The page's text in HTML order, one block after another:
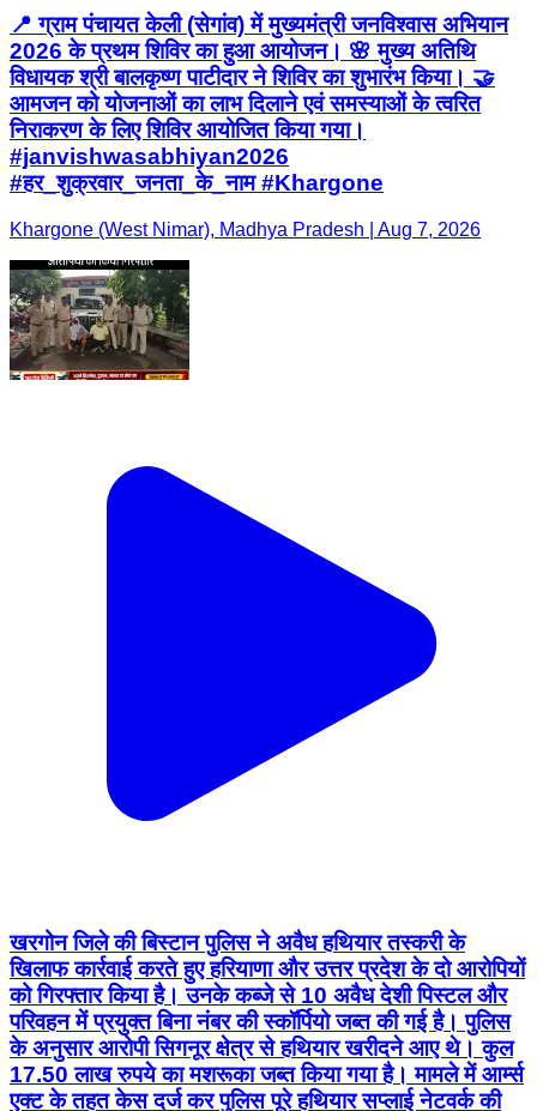
📍 ग्राम पंचायत केली (सेगांव) में मुख्यमंत्री जनविश्वास अभियान
2026 के प्रथम शिविर का हुआ आयोजन। 🌸 मुख्य अतिथि
विधायक श्री बालकृष्ण पाटीदार ने शिविर का शुभारंभ किया। 🤝
आमजन को योजनाओं का लाभ दिलाने एवं समस्याओं के त्वरित
निराकरण के लिए शिविर आयोजित किया गया।
#janvishwasabhiyan2026
#हर_शुक्रवार_जनता_के_नाम #Khargone
Khargone (West Nimar), Madhya Pradesh | Aug 7, 2026
खरगोन जिले की बिस्टान पुलिस ने अवैध हथियार तस्करी के
खिलाफ कार्रवाई करते हुए हरियाणा और उत्तर प्रदेश के दो आरोपियों
को गिरफ्तार किया है। उनके कब्जे से 10 अवैध देशी पिस्टल और
परिवहन में प्रयुक्त बिना नंबर की स्कॉर्पियो जब्त की गई है। पुलिस
के अनुसार आरोपी सिगनूर क्षेत्र से हथियार खरीदने आए थे। कुल
17.50 लाख रुपये का मशरूका जब्त किया गया है। मामले में आर्म्स
एक्ट के तहत केस दर्ज कर पुलिस पूरे हथियार सप्लाई नेटवर्क की